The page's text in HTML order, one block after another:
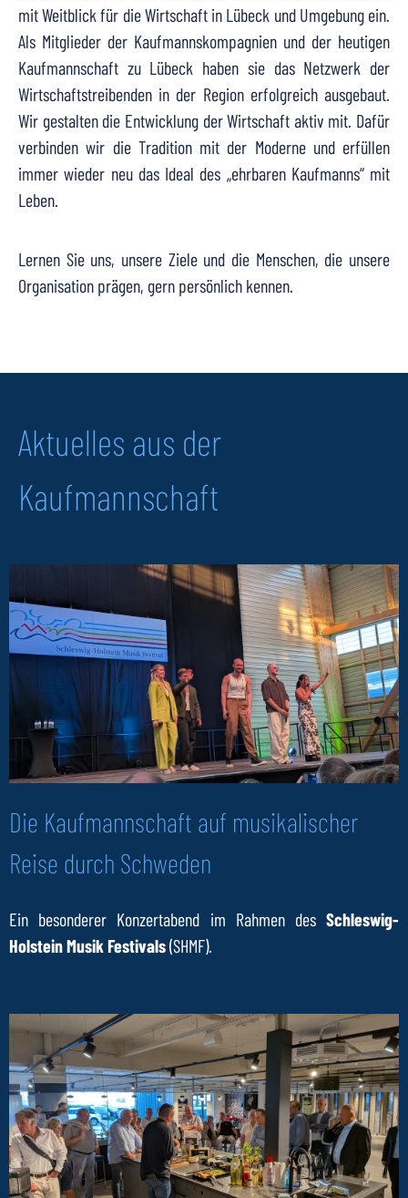
mit Weitblick für die Wirtschaft in Lübeck und Umgebung ein.
Als Mitglieder der Kaufmannskompagnien und der heutigen
Kaufmannschaft zu Lübeck haben sie das Netzwerk der
Wirtschaftstreibenden in der Region erfolgreich ausgebaut.
Wir gestalten die Entwicklung der Wirtschaft aktiv mit. Dafür
verbinden wir die Tradition mit der Moderne und erfüllen
immer wieder neu das Ideal des „ehrbaren Kaufmanns“ mit
Leben.
Lernen Sie uns, unsere Ziele und die Menschen, die unsere
Organisation prägen, gern persönlich kennen.
Aktuelles aus der
Kaufmannschaft
Die Kaufmannschaft auf musikalischer
Reise durch Schweden
Ein besonderer Konzertabend im Rahmen des Schleswig-
Holstein Musik Festivals(SHMF).